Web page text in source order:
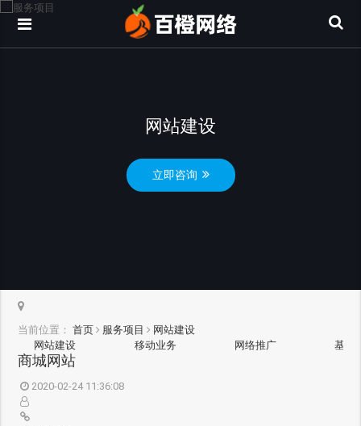
网站建设
立即咨询
当前位置： 首页 服务项目
网站建设
网站建设
移动业务 网络推广 基础
商城网站
2020-02-24 11:36:08